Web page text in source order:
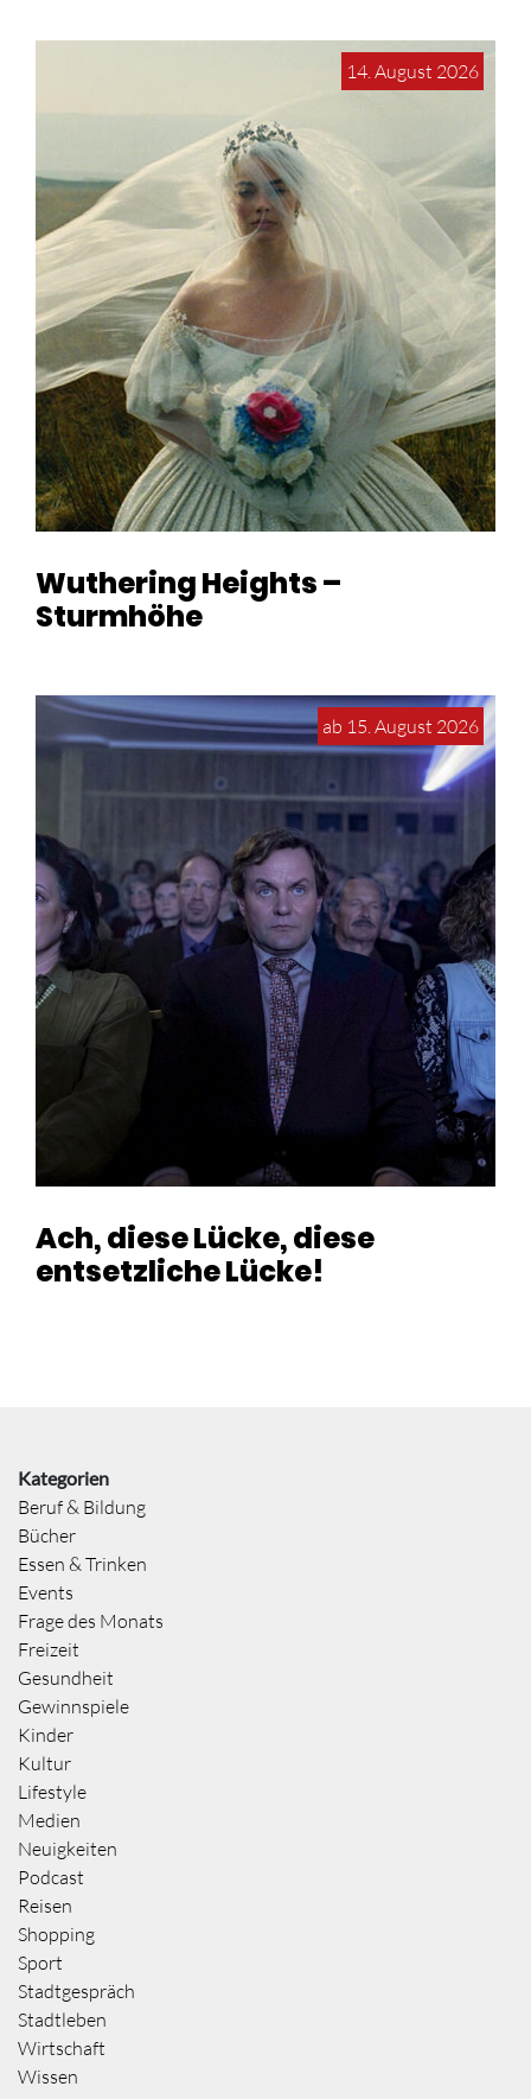
14. August 2026
Wuthering Heights –
Sturmhöhe
ab 15. August 2026
Ach, diese Lücke, diese
entsetzliche Lücke!
Kategorien
Beruf & Bildung
Bücher
Essen & Trinken
Events
Frage des Monats
Freizeit
Gesundheit
Gewinnspiele
Kinder
Kultur
Lifestyle
Medien
Neuigkeiten
Podcast
Reisen
Shopping
Sport
Stadtgespräch
Stadtleben
Wirtschaft
Wissen